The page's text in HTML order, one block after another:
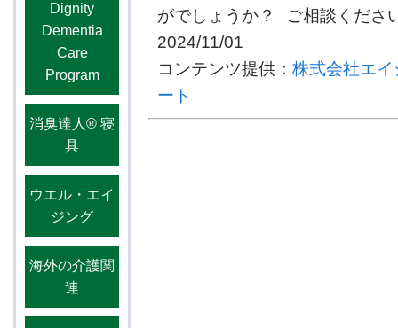
Dignity
Dementia
Care
Program
消臭達人®️ 寝
具
ウエル・エイ
ジング
海外の介護関
連
がでしょうか？ ご相談くださ
2024/11/01
コンテンツ提供：株式会社エ
ート